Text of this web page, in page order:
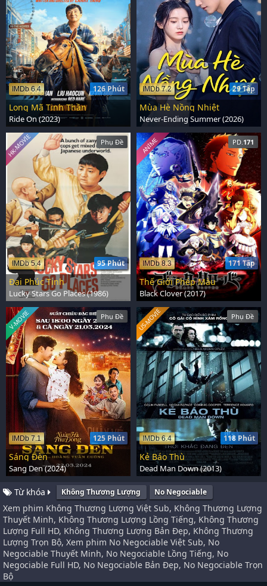
126 Phút
IMDb 6.4
Long Mã Tinh Thần
Ride On (2023)
29 Tập
IMDb 7.2
Mùa Hè Nồng Nhiệt
Never-Ending Summer (2026)
Phụ Đề
95 Phút
IMDb 5.4
HK-MOVIE
Đại Phúc Tinh
Lucky Stars Go Places (1986)
PD.171
171 Tập
IMDb 8.3
ANIME
Thế Giới Phép Màu
Black Clover (2017)
Phụ Đề
125 Phút
IMDb 7.1
V-MOVIE
Sáng Đèn
Sang Den (2024)
Phụ Đề
118 Phút
IMDb 6.4
US-MOVIE
Kẻ Báo Thù
Dead Man Down (2013)
Từ khóa Không Thương Lượng No Negociable
Xem phim Không Thương Lượng Việt Sub, Không Thương Lượng
Thuyết Minh, Không Thương Lượng Lồng Tiếng, Không Thương
Lượng Full HD, Không Thương Lượng Bản Đẹp, Không Thương
Lượng Trọn Bộ, Xem phim No Negociable Việt Sub, No
Negociable Thuyết Minh, No Negociable Lồng Tiếng, No
Negociable Full HD, No Negociable Bản Đẹp, No Negociable Trọn
Bộ